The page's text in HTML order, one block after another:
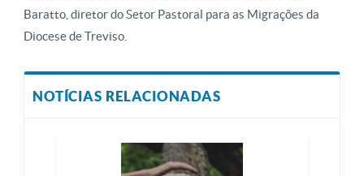
Baratto, diretor do Setor Pastoral para as Migrações da
Diocese de Treviso.
NOTÍCIAS RELACIONADAS